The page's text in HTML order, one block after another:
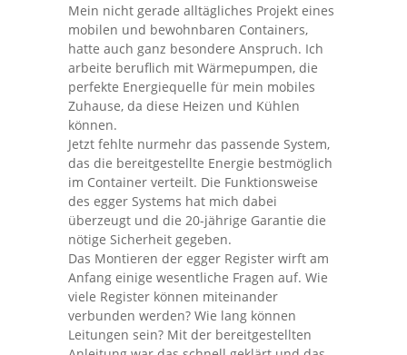
Mein nicht gerade alltägliches Projekt eines
mobilen und bewohnbaren Containers,
hatte auch ganz besondere Anspruch. Ich
arbeite beruflich mit Wärmepumpen, die
perfekte Energiequelle für mein mobiles
Zuhause, da diese Heizen und Kühlen
können.
Jetzt fehlte nurmehr das passende System,
das die bereitgestellte Energie bestmöglich
im Container verteilt. Die Funktionsweise
des egger Systems hat mich dabei
überzeugt und die 20-jährige Garantie die
nötige Sicherheit gegeben.
Das Montieren der egger Register wirft am
Anfang einige wesentliche Fragen auf. Wie
viele Register können miteinander
verbunden werden? Wie lang können
Leitungen sein? Mit der bereitgestellten